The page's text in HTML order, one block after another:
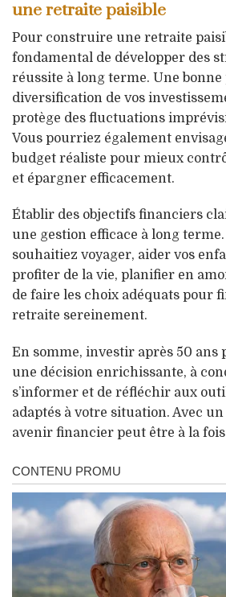
une retraite paisible
Pour construire une retraite
fondamental de développer des
réussite à long terme. Une
diversification de vos
protège des fluctuations
Vous pourriez également
budget réaliste pour mieux
et épargner efficacement.
Établir des objectifs financiers
une gestion efficace à long
souhaitiez voyager, aider vos
profiter de la vie, planifier en
de faire les choix adéquats pour
retraite sereinement.
En somme, investir après 50 ans
une décision enrichissante, à
s’informer et de réfléchir aux
adaptés à votre situation. Avec
avenir financier peut être à la